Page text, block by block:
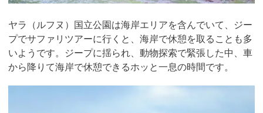
ヤラ（ルフヌ）国立公園は海岸エリアを含んでいて、ジー
プでサファリツアーに行くと、海岸で休憩を取ることも多
いようです。ジープに揺られ、動物探索で緊張した中、車
から降りて海岸で休憩できるホッと一息の時間です。